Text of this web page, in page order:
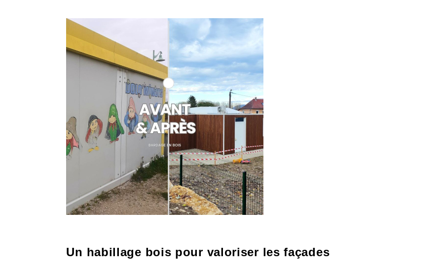
Un habillage bois pour valoriser les façades